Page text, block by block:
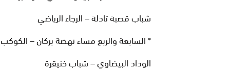
شباب قصبة تادلة – الرجاء الرياضي
* السابعة والربع مساء نهضة بركان –
الوداد البيضاوي – شباب خنيقرة